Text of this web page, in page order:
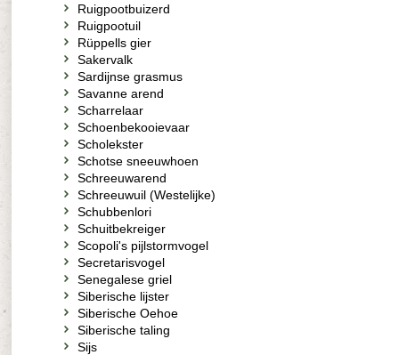
Ruigpootbuizerd
Ruigpootuil
Rüppells gier
Sakervalk
Sardijnse grasmus
Savanne arend
Scharrelaar
Schoenbekooievaar
Scholekster
Schotse sneeuwhoen
Schreeuwarend
Schreeuwuil (Westelijke)
Schubbenlori
Schuitbekreiger
Scopoli's pijlstormvogel
Secretarisvogel
Senegalese griel
Siberische lijster
Siberische Oehoe
Siberische taling
Sijs